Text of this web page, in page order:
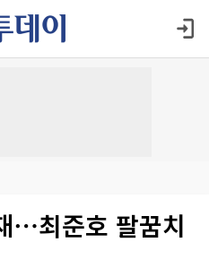
⋯최준호 팔꿈치